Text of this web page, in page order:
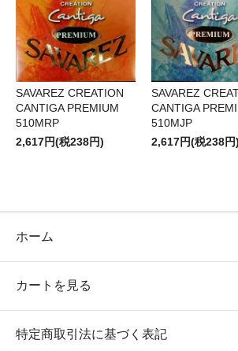
SAVAREZ CREATION
CANTIGA PREMIUM
510MRP
2,617円(税238円)
SAVAREZ
CANTIGA
510MJP
2,617円(税238円)
ホーム
カートを見る
特定商取引法に基づく表記